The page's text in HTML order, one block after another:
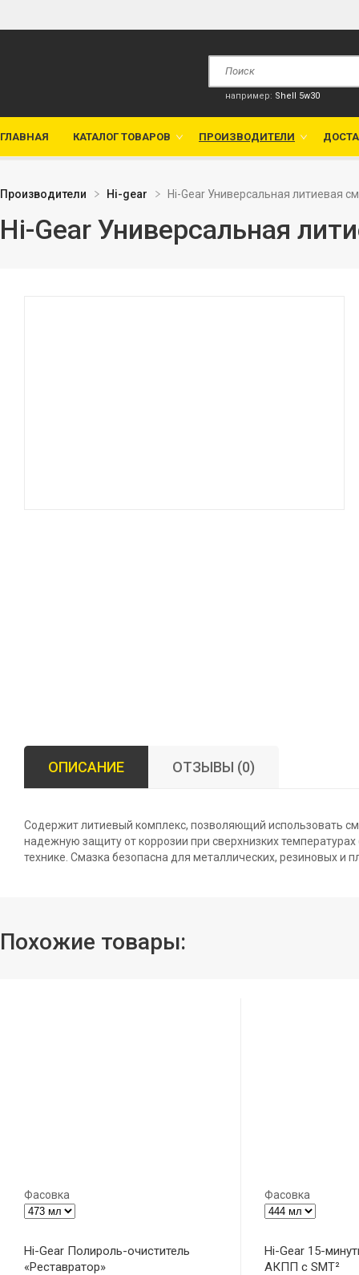
например: Shell 5w30
ГЛАВНАЯ КАТАЛОГ ТОВАРОВ ПРОИЗВОДИТЕЛИ
Производители Hi-gear Hi-Gear Универсальная литиевая
Hi-Gear Универсальная
ОПИСАНИЕ ОТЗЫВЫ (0)
Содержит литиевый комплекс, позволяющий использовать
надежную защиту от коррозии при сверхнизких
технике. Смазка безопасна для металлических, резиновых и
Похожие товары:
Фасовка
Hi-Gear Полироль-очиститель
«Реставратор»
Фасовка
Hi-Gear 15-
АКПП с SMT²